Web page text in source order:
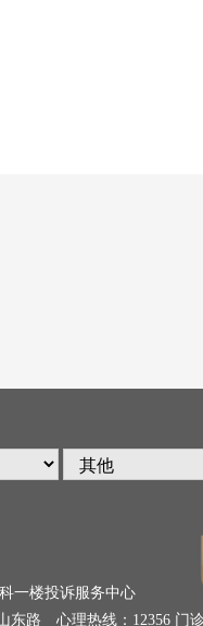
一楼投诉服务中心
东路 心理热线：12356 门